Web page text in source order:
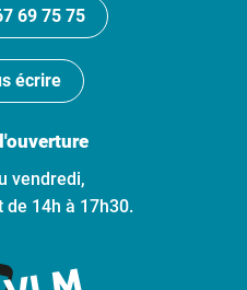
69 75 75
écrire
vendredi,
de 14h à 17h30.